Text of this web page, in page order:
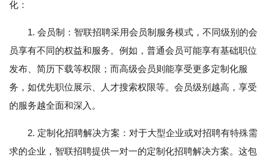
化：
1. 会员制：智联招聘采用会员制服务模式，不同级别的会
员享有不同的权益和服务。例如，普通会员可能享有基础职位
发布、简历下载等权限；而高级会员则能享受更多定制化服
务，如优先职位展示、人才搜索权限等。会员级别越高，享受
的服务越全面和深入。
2. 定制化招聘解决方案：对于大型企业或对招聘有特殊需
求的企业，智联招聘提供一对一的定制化招聘解决方案。这包